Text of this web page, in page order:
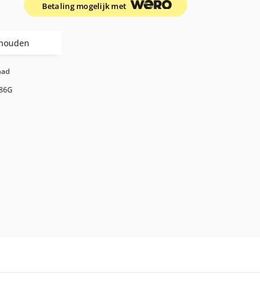
Betaling mogelijk met